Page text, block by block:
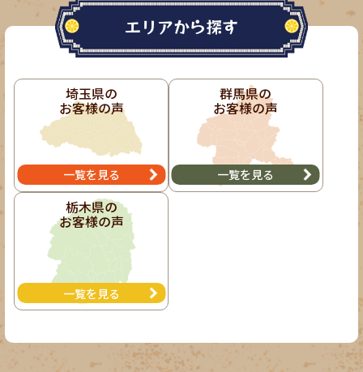
エリアから探す
埼玉県の
お客様の声
一覧を見る
群馬県の
お客様の声
一覧を見る
栃木県の
お客様の声
一覧を見る